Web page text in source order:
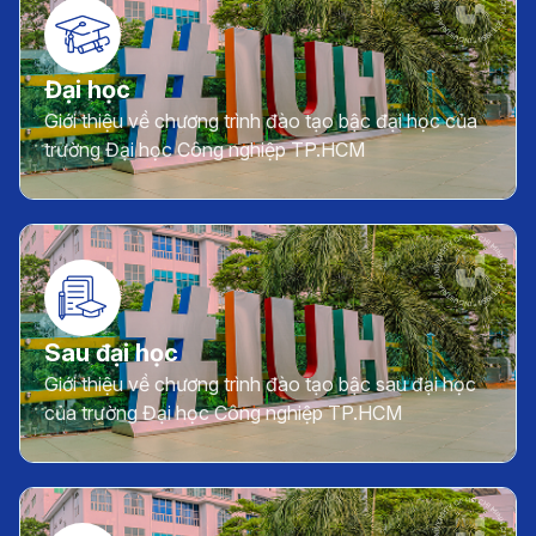
Đại học
Giới thiệu về chương trình đào tạo bậc đại học của
trường Đại học Công nghiệp TP.HCM
Sau đại học
Giới thiệu về chương trình đào tạo bậc sau đại học
của trường Đại học Công nghiệp TP.HCM